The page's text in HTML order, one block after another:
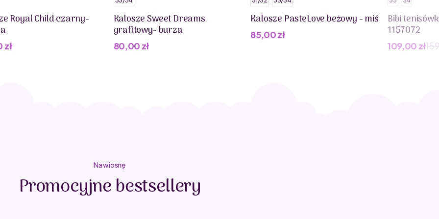
Royal Child czarny-
zł
Kalosze Sweet Dreams
grafitowy- burza
80,00 zł
Kalosze PasteLove beżowy - miś
85,00zł
Bibi
1157072
Pierwotna
109,00 zł
Aktualna
Na wiosnę
Promocyjne bestsellery